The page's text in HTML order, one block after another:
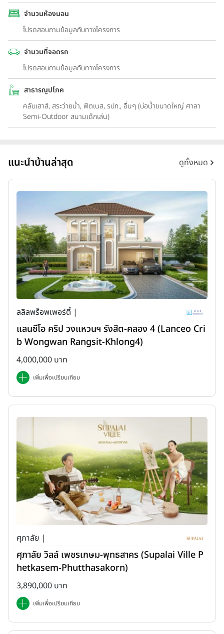
จำนวนห้องนอน
โปรดสอบถามข้อมูลกับทางโครงการ
จำนวนที่จอดรถ
โปรดสอบถามข้อมูลกับทางโครงการ
สาธารณูปโภค
คลับเฮาส์, สระว่ายน้ำ, ฟิตเนส, รปภ., อื่นๆ (บ่อน้ำขนาดใหญ่ ศาลา
Semi-Outdoor สนามเด็กเล่น)
แนะนำบ้านล่าสุด ดูทั้งหมด
ลลิลพร็อพเพอร์ตี้ |
แลนซีโอ คริป วงแหวนฯ รังสิต-คลอง 4 (Lanceo Cri
b Wongwan Rangsit-Khlong4)
4,000,000 บาท
เพิ่มเพื่อเปรียบเทียบ
ศุภาลัย |
ศุภาลัย วิลล์ เพชรเกษม-พุทธสาคร (Supalai Ville P
hetkasem-Phutthasakorn)
3,890,000 บาท
เพิ่มเพื่อเปรียบเทียบ